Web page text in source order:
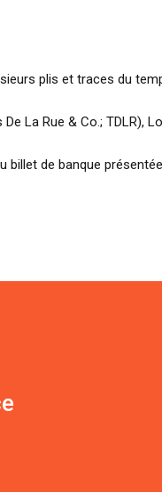
plis et traces du
La Rue & Co.; TDLR),
billet de banque